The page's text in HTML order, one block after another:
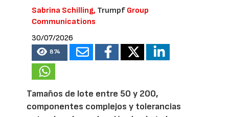
Sabrina Schilling, Trumpf Group
Communications
30/07/2026
874
Tamaños de lote entre 50 y 200,
componentes complejos y tolerancias